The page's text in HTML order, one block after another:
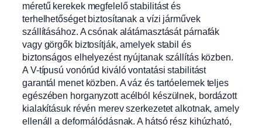
méretű kerekek megfelelő stabilitást és
terhelhetőséget biztosítanak a vízi járművek
szállításához. A csónak alátámasztását párnafák
vagy görgők biztosítják, amelyek stabil és
biztonságos elhelyezést nyújtanak szállítás közben.
A V-típusú vonórúd kiváló vontatási stabilitást
garantál menet közben. A váz és tartóelemek teljes
egészében horganyzott acélból készülnek, bordázott
kialakításuk révén merev szerkezetet alkotnak, amely
ellenáll a deformálódásnak. A hátsó rész kihúzható,